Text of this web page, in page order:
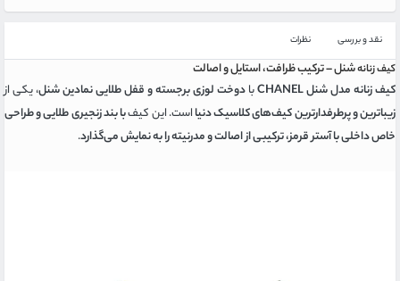
نقد و بررسی نظرات
کیف زنانهشنل – ترکیب ظرافت، استایل و اصالت
کیف زنانه مدل شنل CHANEL
بادوخت لوزی برجسته و قفل طلایی نمادین شنل، یکی از
زیباترین و پرطرفدارترین کیف‌های کلاسیک دنیااست. این کیفبا بند زنجیری طلایی و طراحی
خاص داخلی با آستر قرمز، ترکیبی از اصالت و مدرنیته را به نمایش می‌گذارد.